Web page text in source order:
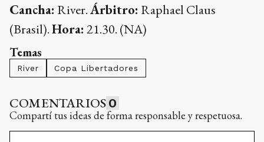
Cancha: River.Árbitro: Raphael Claus
(Brasil).Hora: 21.30. (NA)
Temas
River Copa Libertadores
COMENTARIOS 0
Compartí tus ideas de forma responsable y respetuosa.